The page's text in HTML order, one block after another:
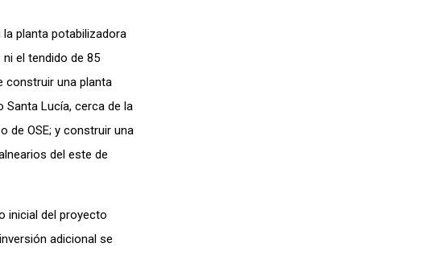
planta potabilizadora
el tendido de 85
construir una planta
Lucía, cerca de la
de OSE; y construir una
del este de
inicial del proyecto
adicional se